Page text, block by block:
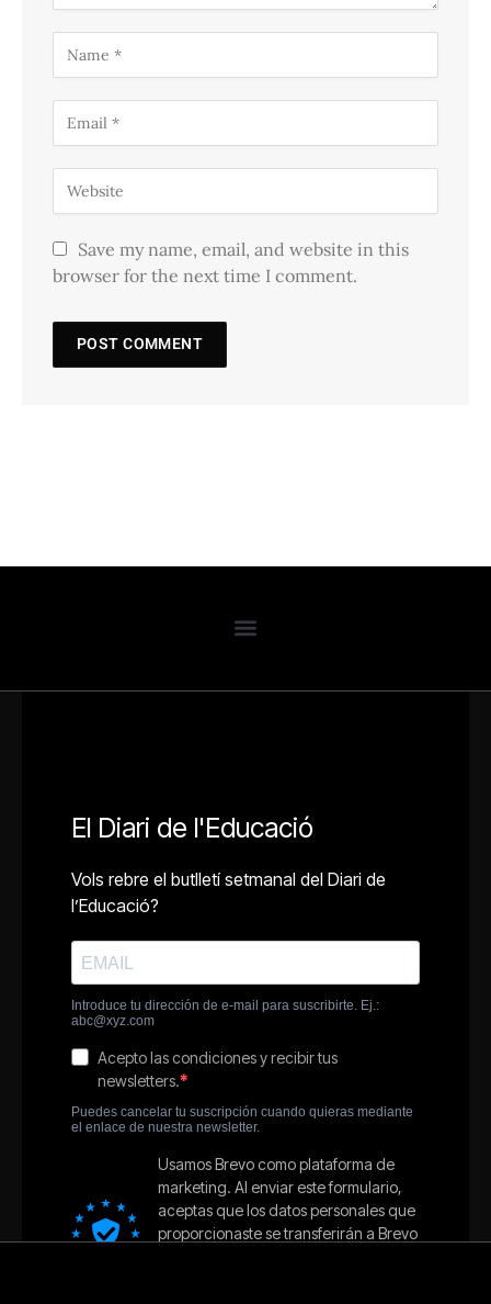
Save my name, email, and website in this
browser for the next time I comment.